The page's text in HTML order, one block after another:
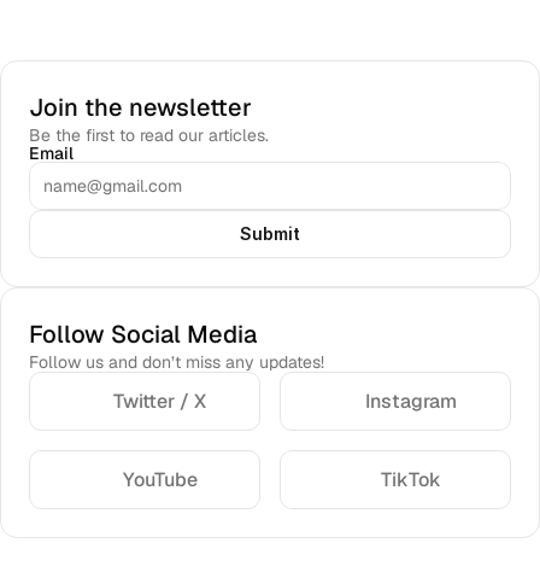
Join the newsletter
Be the first to read our articles.
Email
Submit
Follow Social Media
Follow us and don’t miss any updates!
Twitter / X Instagram
YouTube TikTok